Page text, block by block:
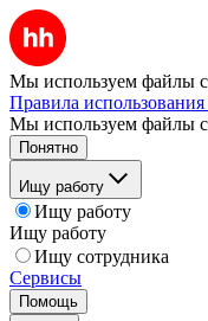
Мы используем файлы
Правила
Мы используем файлы
Понятно
Ищу работу
Ищу работу
Ищу работу
Ищу сотрудника
Сервисы
Помощь